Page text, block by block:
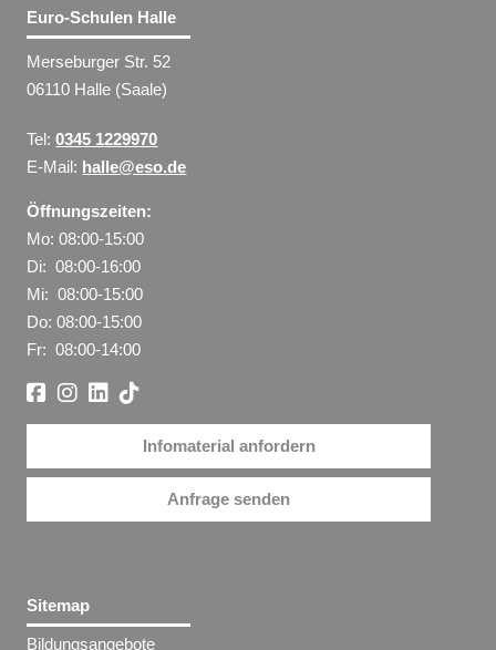
Euro-Schulen Halle
Merseburger Str. 52
06110 Halle (Saale)
Tel:0345 1229970
E-Mail: halle@eso.de
Öffnungszeiten:
Mo: 08:00-15:00
Di: 08:00-16:00
Mi: 08:00-15:00
Do: 08:00-15:00
Fr: 08:00-14:00
Infomaterial anfordern
Anfrage senden
Sitemap
Bildungsangebote